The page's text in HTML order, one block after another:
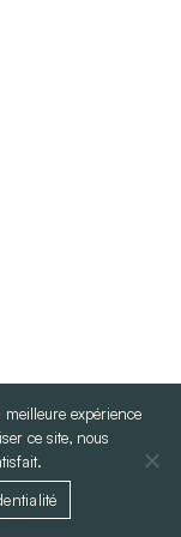
expérience
ce site, nous